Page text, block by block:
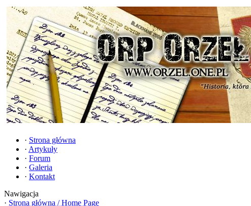
· Strona główna
· Artykuły
· Forum
· Galeria
· Kontakt
Nawigacja
· Strona główna / Home Page